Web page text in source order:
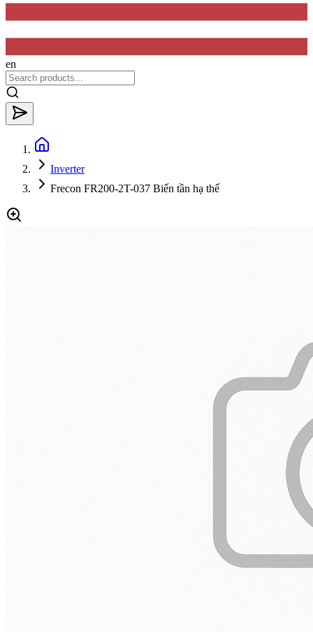
en
Inverter
Frecon FR200-2T-037 Biến tần hạ thế